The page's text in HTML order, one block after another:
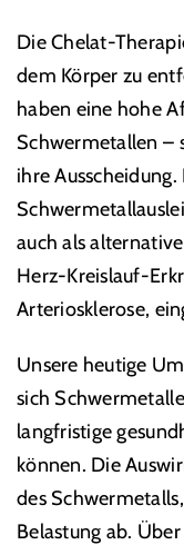
Die Chelat-
dem Körper zu
haben eine hohe
Schwermetallen –
ihre
auch als
Herz-Kreislauf-
Arteriosklerose,
Unsere heutige
sich
langfristige
können. Die
des
Belastung ab.